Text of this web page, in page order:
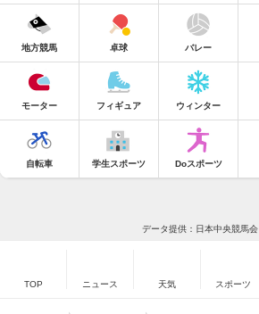
地方競馬 卓球 バレー
モーター フィギュア ウィンター
自転車 学生スポーツ Doスポーツ
データ提供：日本中央競馬会
TOP ニュース 天気 スポーツ